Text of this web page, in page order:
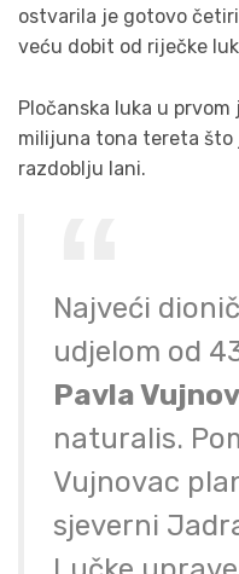
ostvarila je gotovo
veću dobit od riječke
Pločanska luka u
milijuna tona tereta što
razdoblju lani.
Najveći
udjelom od
Pavla
naturalis.
Vujnovac
sjeverni